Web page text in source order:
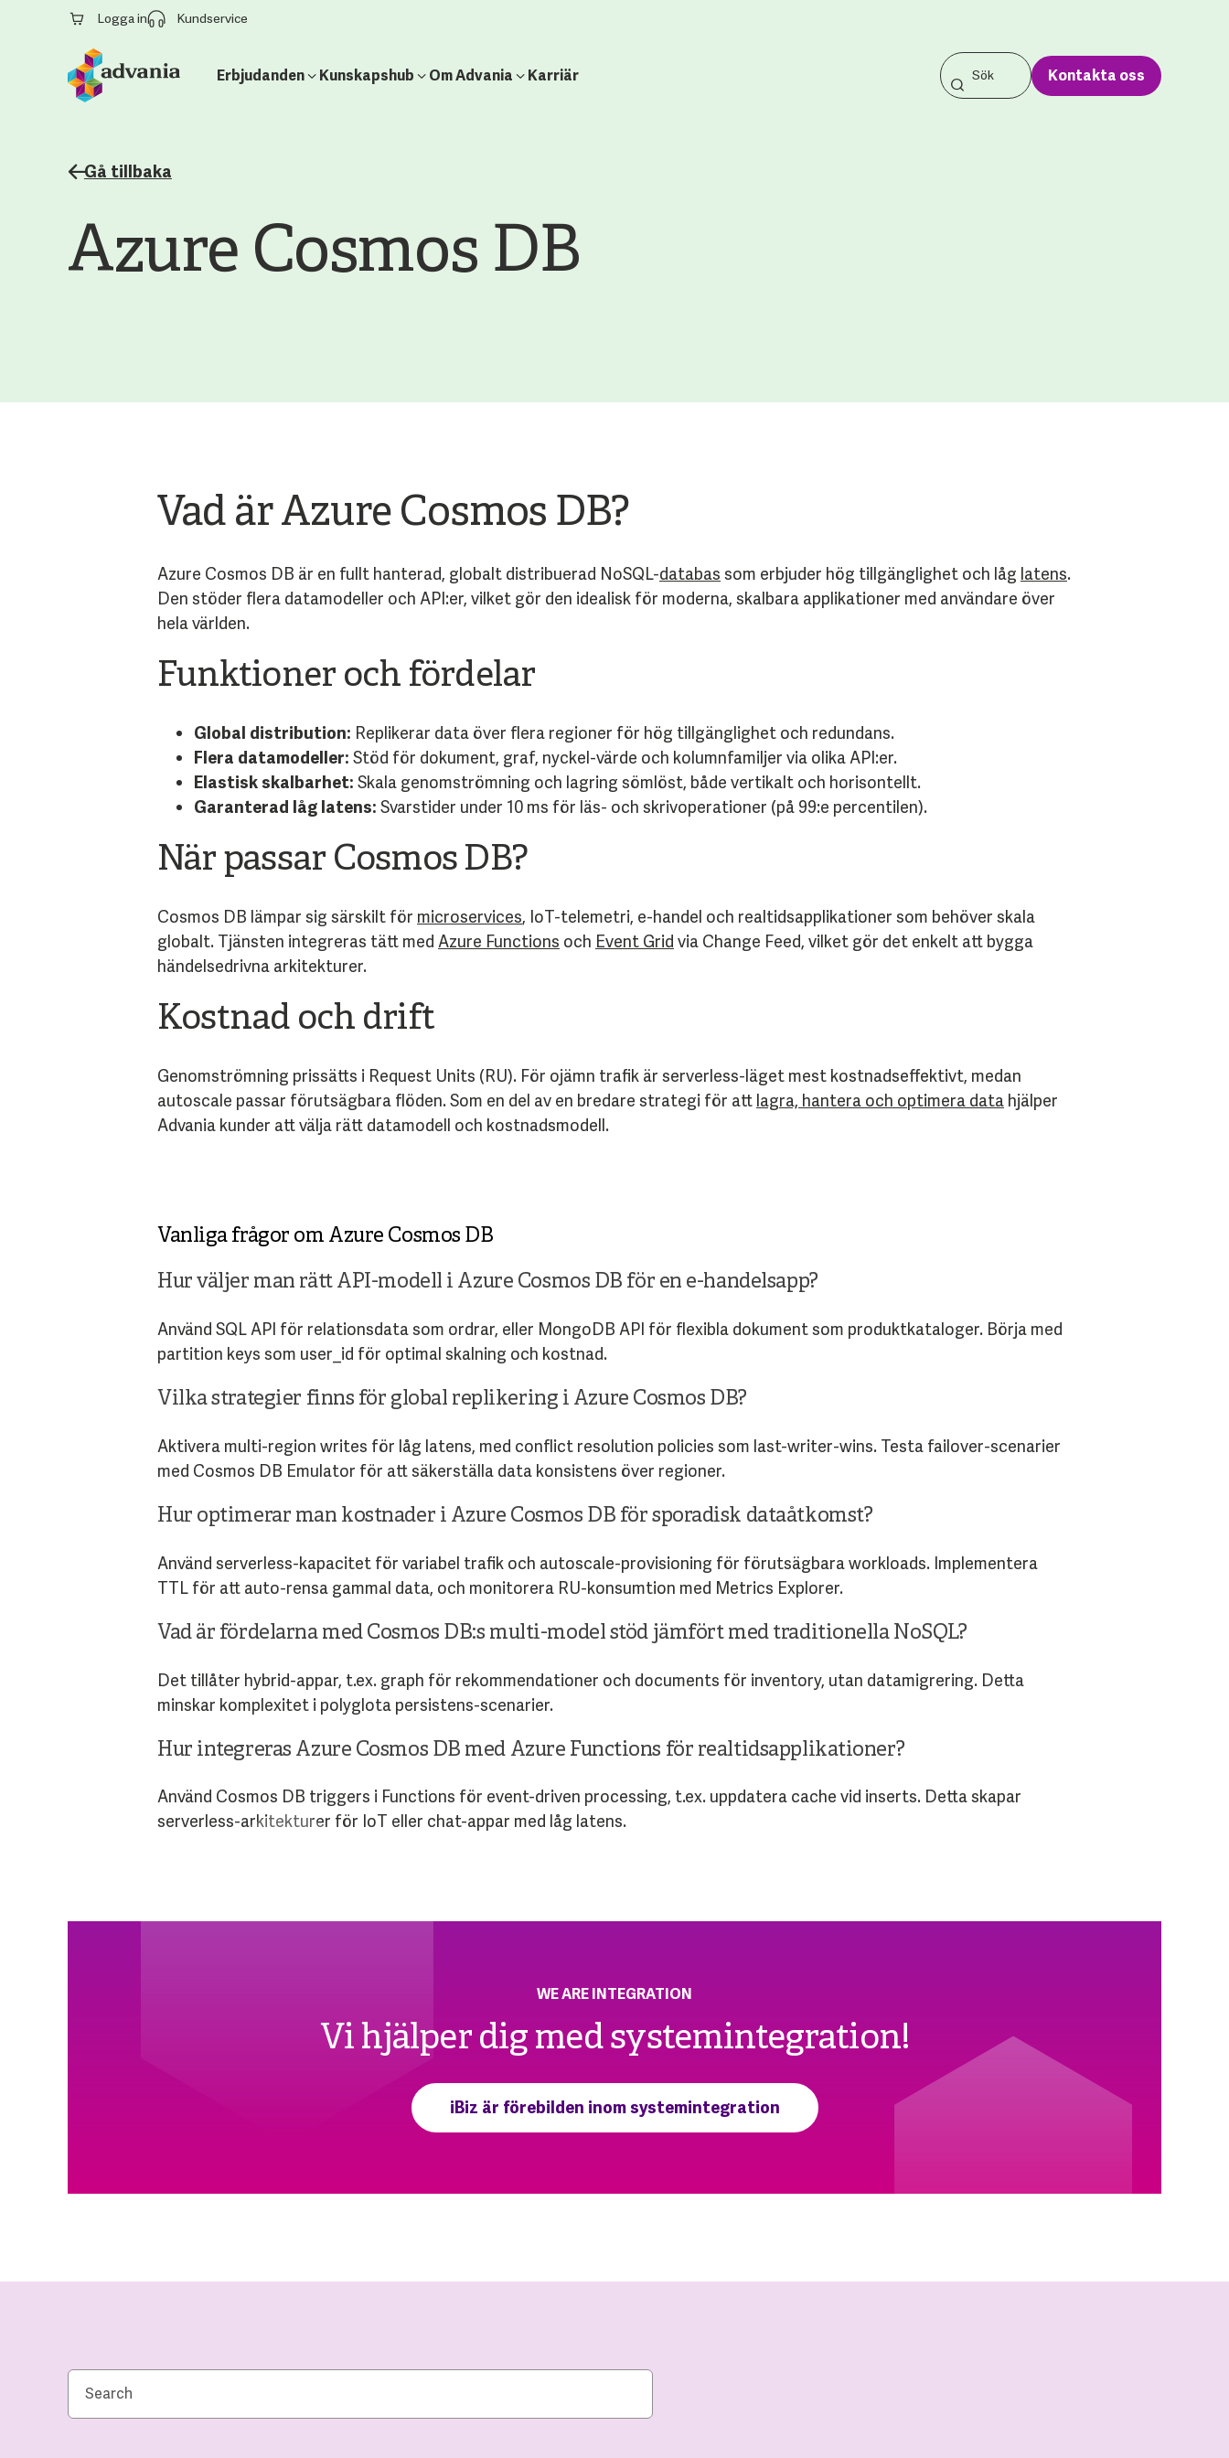
Logga in Kundservice
Erbjudanden Kunskapshub Om Advania Karriär Kontakta oss
Gå tillbaka
Azure Cosmos DB
Vad är Azure Cosmos DB?
Azure Cosmos DB är en fullt hanterad, globalt distribuerad NoSQL-databas som erbjuder hög tillgänglighet och låg latens.
Den stöder flera datamodeller och API:er, vilket gör den idealisk för moderna, skalbara applikationer med användare över
hela världen.
Funktioner och fördelar
Global distribution: Replikerar data över flera regioner för hög tillgänglighet och redundans.
Flera datamodeller: Stöd för dokument, graf, nyckel-värde och kolumnfamiljer via olika API:er.
Elastisk skalbarhet: Skala genomströmning och lagring sömlöst, både vertikalt och horisontellt.
Garanterad låg latens: Svarstider under 10 ms för läs- och skrivoperationer (på 99:e percentilen).
När passar Cosmos DB?
Cosmos DB lämpar sig särskilt för microservices, IoT-telemetri, e-handel och realtidsapplikationer som behöver skala
globalt. Tjänsten integreras tätt med Azure Functions och Event Grid via Change Feed, vilket gör det enkelt att bygga
händelsedrivna arkitekturer.
Kostnad och drift
Genomströmning prissätts i Request Units (RU). För ojämn trafik är serverless-läget mest kostnadseffektivt, medan
autoscale passar förutsägbara flöden. Som en del av en bredare strategi för att lagra, hantera och optimera data hjälper
Advania kunder att välja rätt datamodell och kostnadsmodell.
Vanliga frågor om Azure Cosmos DB
Hur väljer man rätt API-modell i Azure Cosmos DB för en e-handelsapp?
Använd SQL API för relationsdata som ordrar, eller MongoDB API för flexibla dokument som produktkataloger. Börja med
partition keys som user_id för optimal skalning och kostnad.
Vilka strategier finns för global replikering i Azure Cosmos DB?
Aktivera multi-region writes för låg latens, med conflict resolution policies som last-writer-wins. Testa failover-scenarier
med Cosmos DB Emulator för att säkerställa data konsistens över regioner.
Hur optimerar man kostnader i Azure Cosmos DB för sporadisk dataåtkomst?
Använd serverless-kapacitet för variabel trafik och autoscale-provisioning för förutsägbara workloads. Implementera
TTL för att auto-rensa gammal data, och monitorera RU-konsumtion med Metrics Explorer.
Vad är fördelarna med Cosmos DB:s multi-model stöd jämfört med traditionella NoSQL?
Det tillåter hybrid-appar, t.ex. graph för rekommendationer och documents för inventory, utan datamigrering. Detta
minskar komplexitet i polyglota persistens-scenarier.
Hur integreras Azure Cosmos DB med Azure Functions för realtidsapplikationer?
Använd Cosmos DB triggers i Functions för event-driven processing, t.ex. uppdatera cache vid inserts. Detta skapar
serverless-arkitekturer för IoT eller chat-appar med låg latens.
WE ARE INTEGRATION
Vi hjälper dig med systemintegration!
iBiz är förebilden inom systemintegration